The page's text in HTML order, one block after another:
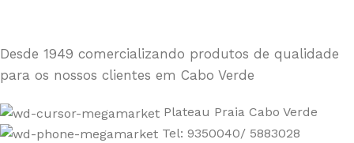
Desde 1949 comercializando produtos de qualidade
para os nossos clientes em Cabo Verde
Plateau Praia Cabo Verde
Tel: 9350040/ 5883028